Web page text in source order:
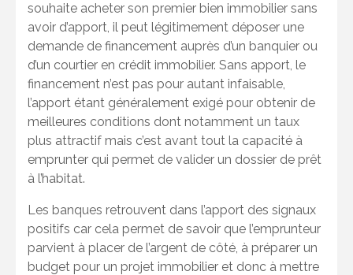
souhaite acheter son premier bien immobilier sans
avoir d’apport, il peut légitimement déposer une
demande de financement auprès d’un banquier ou
d’un courtier en crédit immobilier. Sans apport, le
financement n’est pas pour autant infaisable,
l’apport étant généralement exigé pour obtenir de
meilleures conditions dont notamment un taux
plus attractif mais c’est avant tout la capacité à
emprunter qui permet de valider un dossier de prêt
à l’habitat.
Les banques retrouvent dans l’apport des signaux
positifs car cela permet de savoir que l’emprunteur
parvient à placer de l’argent de côté, à préparer un
budget pour un projet immobilier et donc à mettre